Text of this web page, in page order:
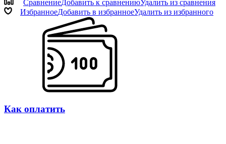
СравнениеДобавить к сравнениюУдалить из сравнения
ИзбранноеДобавить в избранноеУдалить из избранного
Как оплатить